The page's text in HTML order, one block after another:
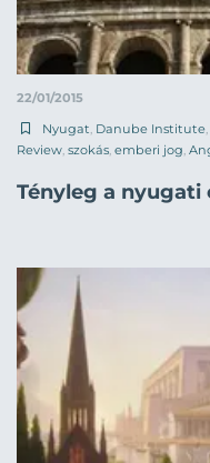
22/01/2015
Nyugat, Danube Institute,
Review, szokás, emberi jog,
Tényleg a nyugati